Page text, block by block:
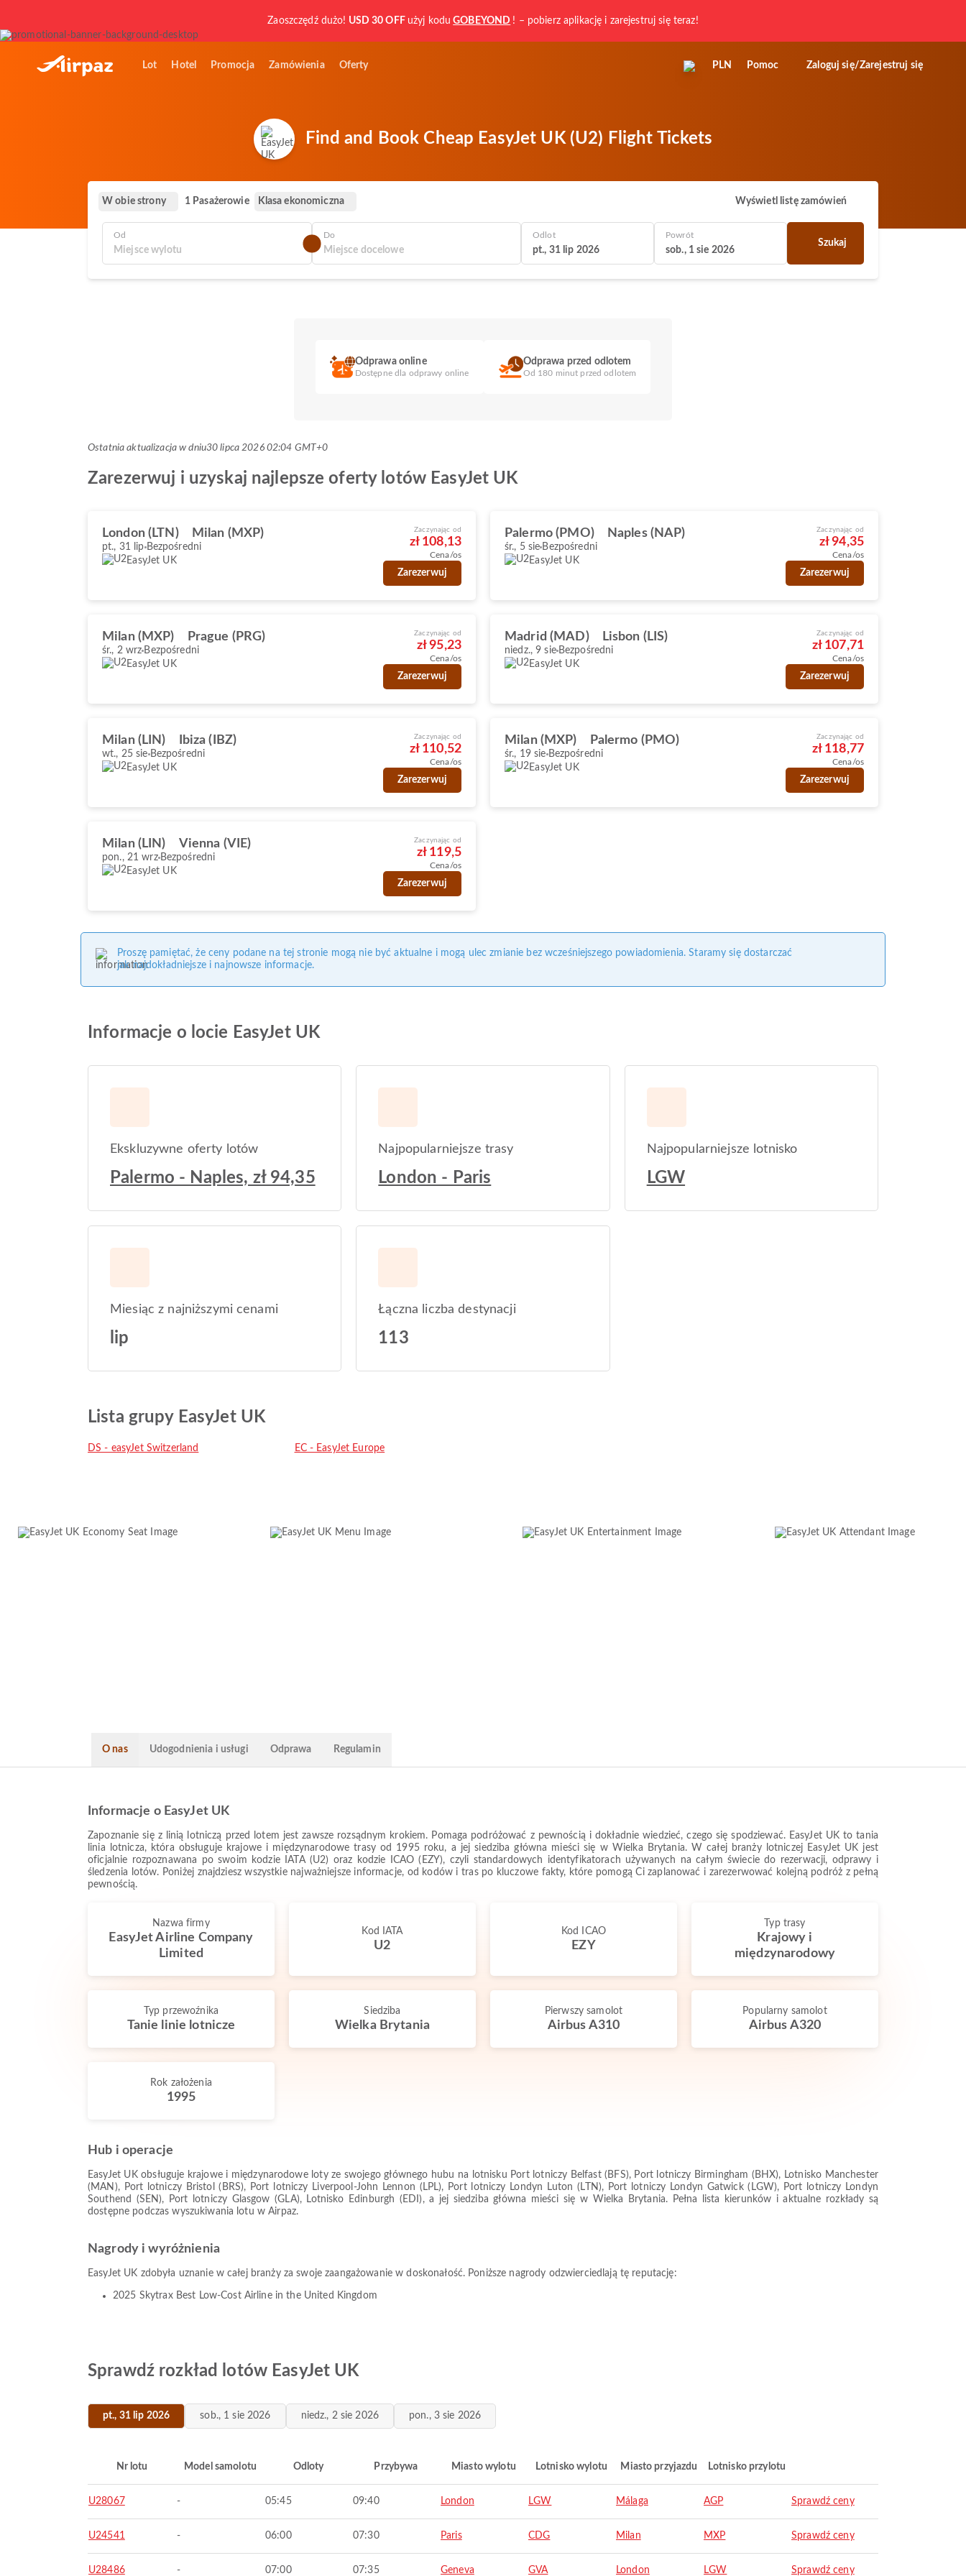
Zaoszczędź dużo! USD 30 OFF użyj kodu GOBEYOND ! – pobierz aplikację i zarejestruj się teraz!
Lot Hotel Promocja Zamówienia Oferty PLN Pomoc Zaloguj się/Zarejestruj się
Find and Book Cheap EasyJet UK (U2) Flight Tickets
W obie strony 1 Pasażerowie Klasa ekonomiczna Wyświetl listę zamówień
Od Do Odlot
pt., 31 lip 2026
Powrót
sob., 1 sie 2026
Szukaj
Odprawa online
Dostępne dla odprawy online
Odprawa przed odlotem
Od 180 minut przed odlotem
Ostatnia aktualizacja w dniu30 lipca 2026 02:04 GMT+0
Zarezerwuj i uzyskaj najlepsze oferty lotów EasyJet UK
London (LTN) Milan (MXP)
pt., 31 lip Bezpośredni
EasyJet UK
Zaczynając od
zł 108,13
Cena/os
Zarezerwuj
Palermo (PMO) Naples (NAP)
śr., 5 sie Bezpośredni
EasyJet UK
Zaczynając od
zł 94,35
Cena/os
Zarezerwuj
Milan (MXP) Prague (PRG)
śr., 2 wrz Bezpośredni
EasyJet UK
Zaczynając od
zł 95,23
Cena/os
Zarezerwuj
Madrid (MAD) Lisbon (LIS)
niedz., 9 sie Bezpośredni
EasyJet UK
Zaczynając od
zł 107,71
Cena/os
Zarezerwuj
Milan (LIN) Ibiza (IBZ)
wt., 25 sie Bezpośredni
EasyJet UK
Zaczynając od
zł 110,52
Cena/os
Zarezerwuj
Milan (MXP) Palermo (PMO)
śr., 19 sie Bezpośredni
EasyJet UK
Zaczynając od
zł 118,77
Cena/os
Zarezerwuj
Milan (LIN) Vienna (VIE)
pon., 21 wrz Bezpośredni
EasyJet UK
Zaczynając od
zł 119,5
Cena/os
Zarezerwuj
Proszę pamiętać, że ceny podane na tej stronie mogą nie być aktualne i mogą ulec zmianie bez wcześniejszego powiadomienia. Staramy się dostarczać
jak najdokładniejsze i najnowsze informacje.
Informacje o locie EasyJet UK
Ekskluzywne oferty lotów
Palermo - Naples, zł 94,35
Najpopularniejsze trasy
London - Paris
Najpopularniejsze lotnisko
LGW
Miesiąc z najniższymi cenami
lip
Łączna liczba destynacji
113
Lista grupy EasyJet UK
DS - easyJet Switzerland EC - EasyJet Europe
O nas Udogodnienia i usługi Odprawa Regulamin
Informacje o EasyJet UK
Zapoznanie się z linią lotniczą przed lotem jest zawsze rozsądnym krokiem. Pomaga podróżować z pewnością i dokładnie wiedzieć, czego się spodziewać. EasyJet UK to tania
linia lotnicza, która obsługuje krajowe i międzynarodowe trasy od 1995 roku, a jej siedziba główna mieści się w Wielka Brytania. W całej branży lotniczej EasyJet UK jest
oficjalnie rozpoznawana po swoim kodzie IATA (U2) oraz kodzie ICAO (EZY), czyli standardowych identyfikatorach używanych na całym świecie do rezerwacji, odprawy i
śledzenia lotów. Poniżej znajdziesz wszystkie najważniejsze informacje, od kodów i tras po kluczowe fakty, które pomogą Ci zaplanować i zarezerwować kolejną podróż z pełną
pewnością.
Nazwa firmy
EasyJet Airline Company
Limited
Kod IATA
U2
Kod ICAO
EZY
Typ trasy
Krajowy i
międzynarodowy
Typ przewoźnika
Tanie linie lotnicze
Siedziba
Wielka Brytania
Pierwszy samolot
Airbus A310
Popularny samolot
Airbus A320
Rok założenia
1995
Hub i operacje
EasyJet UK obsługuje krajowe i międzynarodowe loty ze swojego głównego hubu na lotnisku Port lotniczy Belfast (BFS), Port lotniczy Birmingham (BHX), Lotnisko Manchester
(MAN), Port lotniczy Bristol (BRS), Port lotniczy Liverpool-John Lennon (LPL), Port lotniczy Londyn Luton (LTN), Port lotniczy Londyn Gatwick (LGW), Port lotniczy Londyn
Southend (SEN), Port lotniczy Glasgow (GLA), Lotnisko Edinburgh (EDI), a jej siedziba główna mieści się w Wielka Brytania. Pełna lista kierunków i aktualne rozkłady są
dostępne podczas wyszukiwania lotu w Airpaz.
Nagrody i wyróżnienia
EasyJet UK zdobyła uznanie w całej branży za swoje zaangażowanie w doskonałość. Poniższe nagrody odzwierciedlają tę reputację:
2025 Skytrax Best Low-Cost Airline in the United Kingdom
Sprawdź rozkład lotów EasyJet UK
pt., 31 lip 2026 sob., 1 sie 2026 niedz., 2 sie 2026 pon., 3 sie 2026
Nr lotu Model samolotu Odloty Przybywa Miasto wylotu Lotnisko wylotu Miasto przyjazdu Lotnisko przylotu
U28067 - 05:45 09:40 London LGW Málaga AGP Sprawdź ceny
U24541 - 06:00 07:30 Paris CDG Milan MXP Sprawdź ceny
U28486 - 07:00 07:35 Geneva GVA London LGW Sprawdź ceny